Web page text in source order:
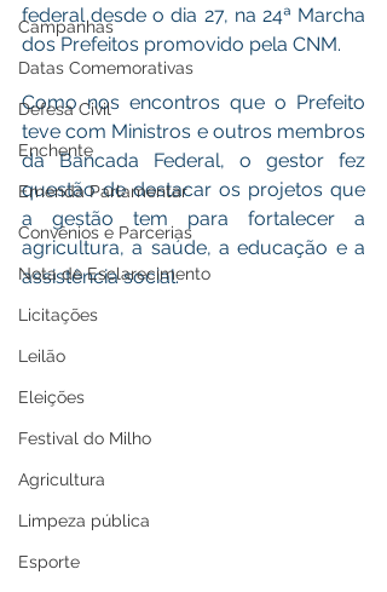
Campanhas
Datas Comemorativas
Defesa Civil
Enchente
Emenda Parlamentar
Convênios e Parcerias
Nota de Esclarecimento
Licitações
Leilão
Eleições
Festival do Milho
Agricultura
Limpeza pública
Esporte
federal desde o dia 27, na 24ª Marcha
dos Prefeitos promovido pela CNM.
Como nos encontros que o Prefeito
teve com Ministros e outros membros
da Bancada Federal, o gestor fez
questão de destacar os projetos que
a gestão tem para fortalecer a
agricultura, a saúde, a educação e a
assistência social.